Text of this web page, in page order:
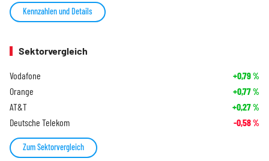
Kennzahlen und Details
Sektorvergleich
Vodafone +0,79%
Orange +0,77%
AT&T +0,27%
Deutsche Telekom -0,58%
Zum Sektorvergleich